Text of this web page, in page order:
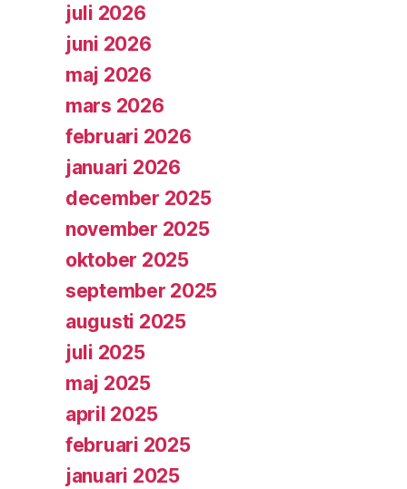
juli 2026
juni 2026
maj 2026
mars 2026
februari 2026
januari 2026
december 2025
november 2025
oktober 2025
september 2025
augusti 2025
juli 2025
maj 2025
april 2025
februari 2025
januari 2025